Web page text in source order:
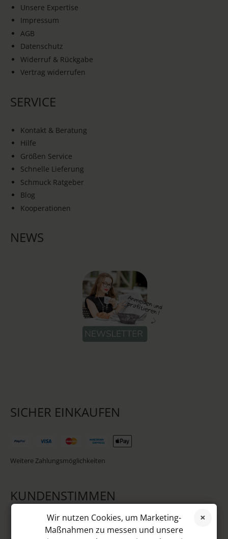
Unsere Expertise
Impressum
AGB
Datenschutz
Widerruf & Rückgabe
Vertrag widerrufen
SERVICE
Kontakt & Beratung
Hilfe
Größen Service
Schnelle Lieferung
Schmuck Ratgeber
Blog
Kooperationen
NEWS
SICHER EINKAUFEN
Weitere Zahlungsmöglichkeiten
KUNDENSTIMMEN
Wir nutzen Cookies, um Marketing-
Maßnahmen zu messen und unsere